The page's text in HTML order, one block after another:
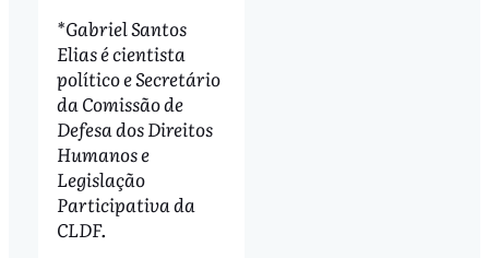
*Gabriel Santos
Elias é cientista
político e Secretário
da Comissão de
Defesa dos Direitos
Humanos e
Legislação
Participativa da
CLDF.